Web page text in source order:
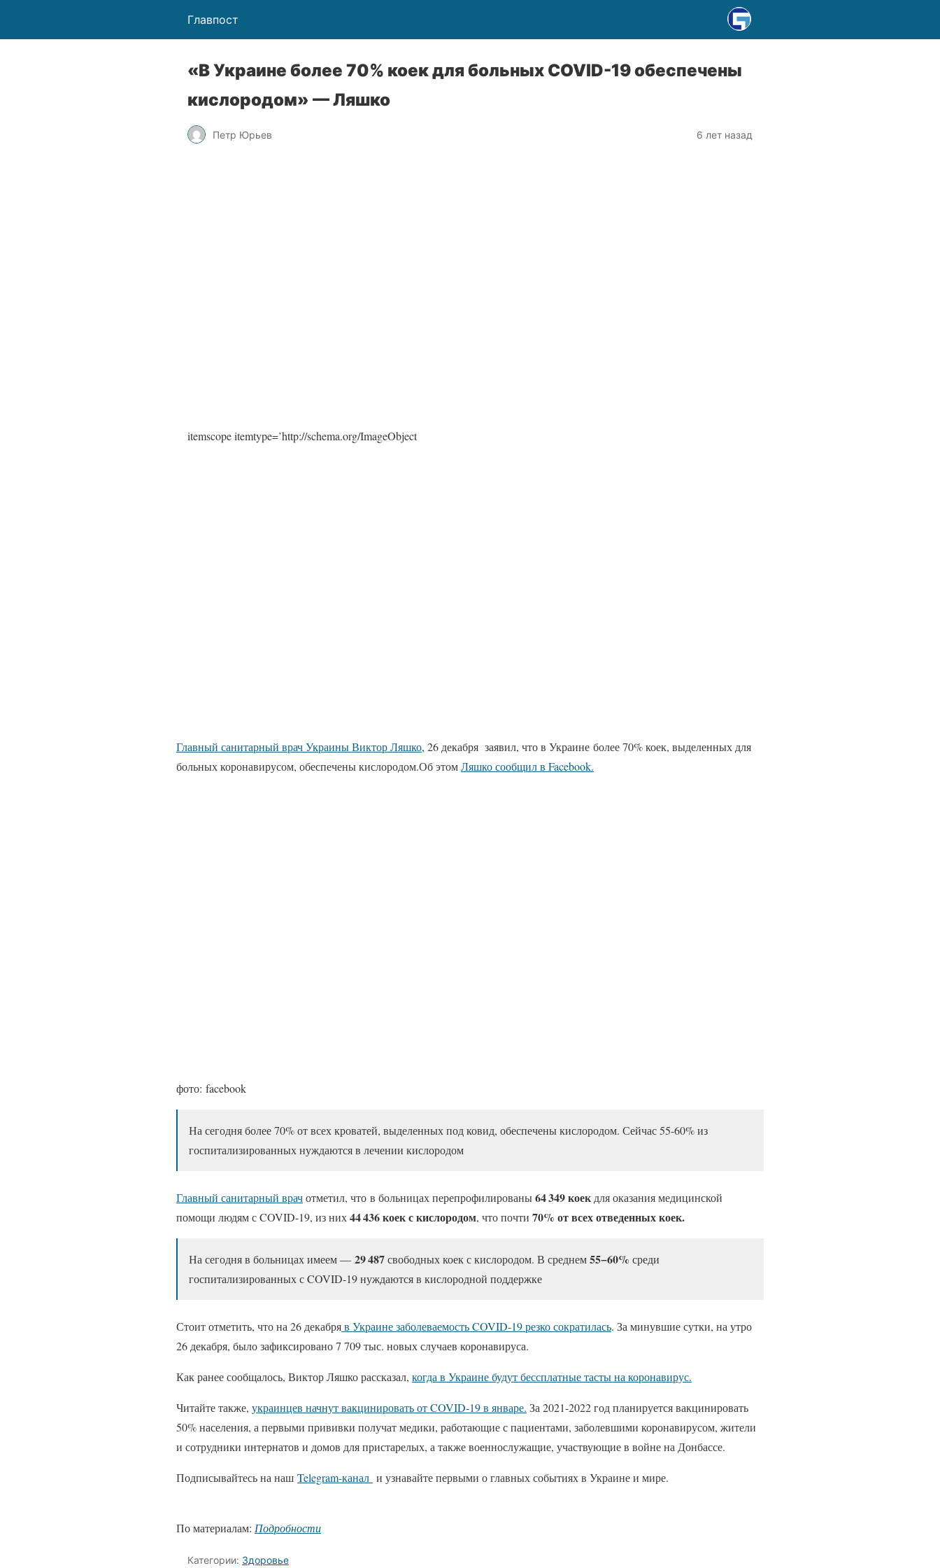
Главпост
«В Украине более 70% коек для больных COVID-19 обеспечены
кислородом» — Ляшко
Петр Юрьев 6 лет назад
itemscope itemtype=’http://schema.org/ImageObject
Главный санитарный врач Украины Виктор Ляшко, 26 декабря заявил, что в Украине более 70% коек, выделенных для
больных коронавирусом, обеспечены кислородом.Об этомЛяшко сообщил в Facebook.
фото: facebook
На сегодня более 70% от всех кроватей, выделенных под ковид, обеспечены кислородом. Сейчас 55-60% из
госпитализированных нуждаются в лечении кислородом
Главный санитарный врачотметил, что в больницах перепрофилированы64 349 коек для оказания медицинской
помощи людям с COVID-19, из них44 436 коек с кислородом, что почти 70% от всех отведенных коек.
На сегодня в больницах имеем — 29 487свободных коек с кислородом. В среднем55−60% среди
госпитализированных с COVID-19 нуждаются в кислородной поддержке
Стоит отметить, что на 26 декабряв Украине заболеваемость COVID-19 резко сократилась. За минувшие сутки, на утро
26 декабря, было зафиксировано 7 709 тыс. новых случаев коронавируса.
Как ранее сообщалось, Виктор Ляшко рассказал, когда в Украине будут бессплатные тасты на коронавирус.
Читайте также, украинцев начнут вакцинировать от COVID-19 в январе. За 2021-2022 год планируется вакцинировать
50% населения, а первыми прививки получат медики, работающие с пациентами, заболевшими коронавирусом, жители
и сотрудники интернатов и домов для пристарелых, а также военнослужащие, участвующие в войне на Донбассе.
Подписывайтесь на наш Telegram-канал и узнавайте первыми о главных событиях в Украине и мире.
По материалам: Подробности
Категории: Здоровье